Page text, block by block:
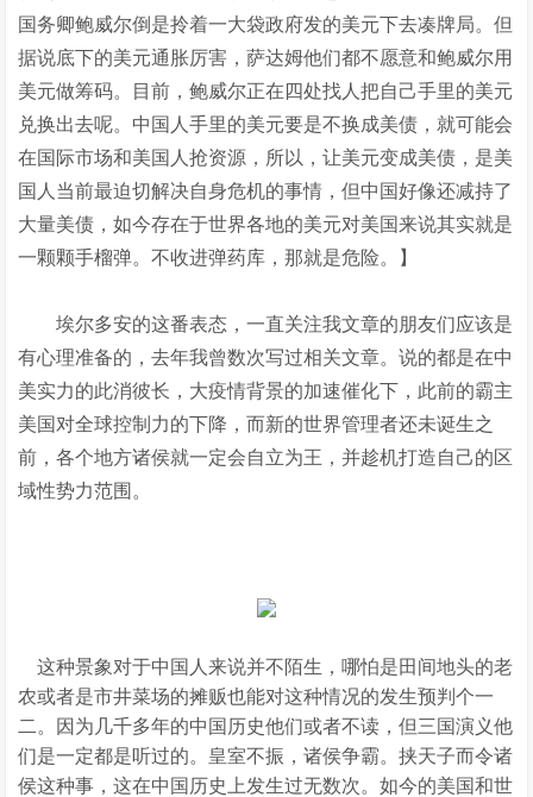
国务卿鲍威尔倒是拎着一大袋政府发的美元下去凑牌局。但
据说底下的美元通胀厉害，萨达姆他们都不愿意和鲍威尔用
美元做筹码。目前，鲍威尔正在四处找人把自己手里的美元
兑换出去呢。中国人手里的美元要是不换成美债，就可能会
在国际市场和美国人抢资源，所以，让美元变成美债，是美
国人当前最迫切解决自身危机的事情，但中国好像还减持了
大量美债，如今存在于世界各地的美元对美国来说其实就是
一颗颗手榴弹。不收进弹药库，那就是危险。】
埃尔多安的这番表态，一直关注我文章的朋友们应该是
有心理准备的，去年我曾数次写过相关文章。说的都是在中
美实力的此消彼长，大疫情背景的加速催化下，此前的霸主
美国对全球控制力的下降，而新的世界管理者还未诞生之
前，各个地方诸侯就一定会自立为王，并趁机打造自己的区
域性势力范围。
这种景象对于中国人来说并不陌生，哪怕是田间地头的老
农或者是市井菜场的摊贩也能对这种情况的发生预判个一
二。因为几千多年的中国历史他们或者不读，但三国演义他
们是一定都是听过的。皇室不振，诸侯争霸。挟天子而令诸
侯这种事，这在中国历史上发生过无数次。如今的美国和世